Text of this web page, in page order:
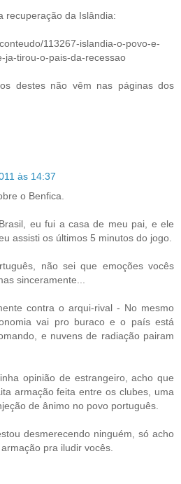
recuperação da Islândia:
113267-islandia-o-povo-e-
ja-tirou-o-pais-da-recessao
destes não vêm nas páginas dos
às 14:37
o Benfica.
eu fui a casa de meu pai, e ele
assisti os últimos 5 minutos do jogo.
não sei que emoções vocês
sinceramente...
contra o arqui-rival - No mesmo
vai pro buraco e o país está
e nuvens de radiação pairam
opinião de estrangeiro, acho que
armação feita entre os clubes, uma
de ânimo no povo português.
desmerecendo ninguém, só acho
pra iludir vocês.